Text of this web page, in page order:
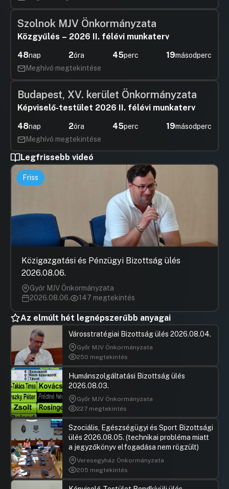
Szolnok MJV Önkormányzata
Közgyűlés – 2026 II. félévi munkaterv
48nap 2óra 45perc 18másodperc
Meghívó megtekintése
Budapest, XV. kerület Önkormányzata
Képviselő-testület 2026 II. félévi munkaterv
48nap 2óra 45perc 18másodperc
Meghívó megtekintése
Legfrissebb videó
Friss
Közigazgatási és Pénzügyi Bizottság ülés
2026.08.06.
Győr MJV Önkormányzata
2026.08.06.
147 megtekintés
Az elmúlt hét legnépszerűbb anyagai
Városstratégiai Bizottság ülés 2026.08.04.
Győr MJV Önkormányzata
250 megtekintés
Humánszolgáltatási Bizottság ülés
2026.08.03.
Győr MJV Önkormányzata
227 megtekintés
Szociális, Egészségügyi és Sport Bizottsági
ülés 2026.08.05. (technikai probléma miatt
a jegyzőkönyv elfogadása nem rögzült)
Veresegyház Önkormányzata
205 megtekintés